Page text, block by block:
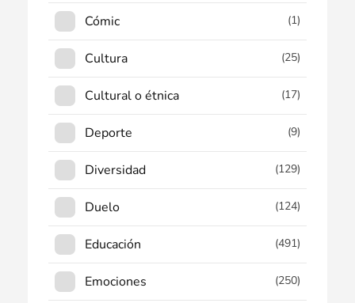
Cómic (1)
Cultura (25)
Cultural o étnica (17)
Deporte (9)
Diversidad (129)
Duelo (124)
Educación (491)
Emociones (250)